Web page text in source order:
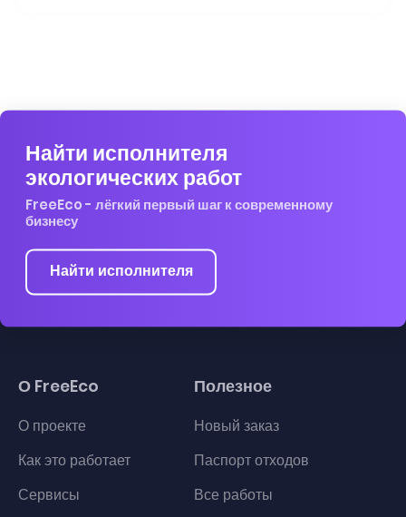
Найти исполнителя
экологических работ
FreeEco - лёгкий первый шаг к современному
бизнесу
Найти исполнителя
О FreeEco
О проекте
Как это работает
Сервисы
Полезное
Новый заказ
Паспорт отходов
Все работы